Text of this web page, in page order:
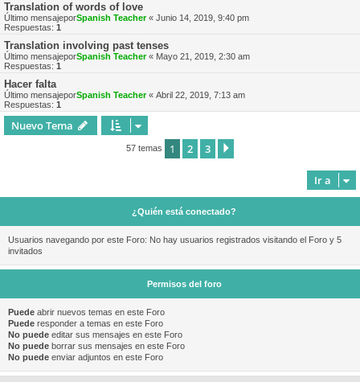
Translation of words of love
Último mensajeporSpanish Teacher« Junio 14, 2019, 9:40 pm
Respuestas: 1
Translation involving past tenses
Último mensajeporSpanish Teacher« Mayo 21, 2019, 2:30 am
Respuestas: 1
Hacer falta
Último mensajeporSpanish Teacher« Abril 22, 2019, 7:13 am
Respuestas: 1
Nuevo Tema
57 temas 1 2 3
Ir a
¿Quién está conectado?
Usuarios navegando por este Foro: No hay usuarios registrados visitando el Foro y 5
invitados
Permisos del foro
Puede abrir nuevos temas en este Foro
Puede responder a temas en este Foro
No puede editar sus mensajes en este Foro
No puede borrar sus mensajes en este Foro
No puede enviar adjuntos en este Foro